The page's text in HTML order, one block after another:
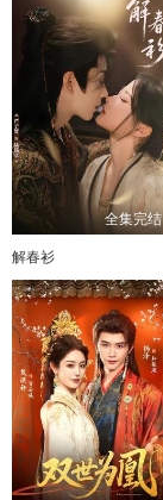
85
全集完结
解春衫